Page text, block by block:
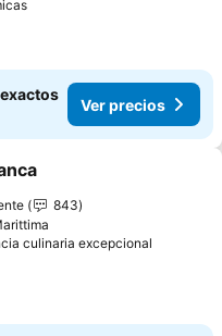
Ver precios
a favoritos
843
culinaria excepcional